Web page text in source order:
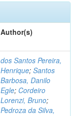
Author(s)
dos Santos Pereira,
Henrique; Santos
Barbosa, Danilo
Egle; Cordeiro
Lorenzi, Bruno;
Pedroza da Silva,